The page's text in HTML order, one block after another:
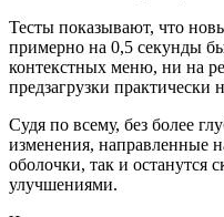
Тесты показывают, что
примерно на 0,5 секунды
контекстных меню, ни на
предзагрузки практически
Судя по всему, без более
изменения, направленные
оболочки, так и останутся
улучшениями.